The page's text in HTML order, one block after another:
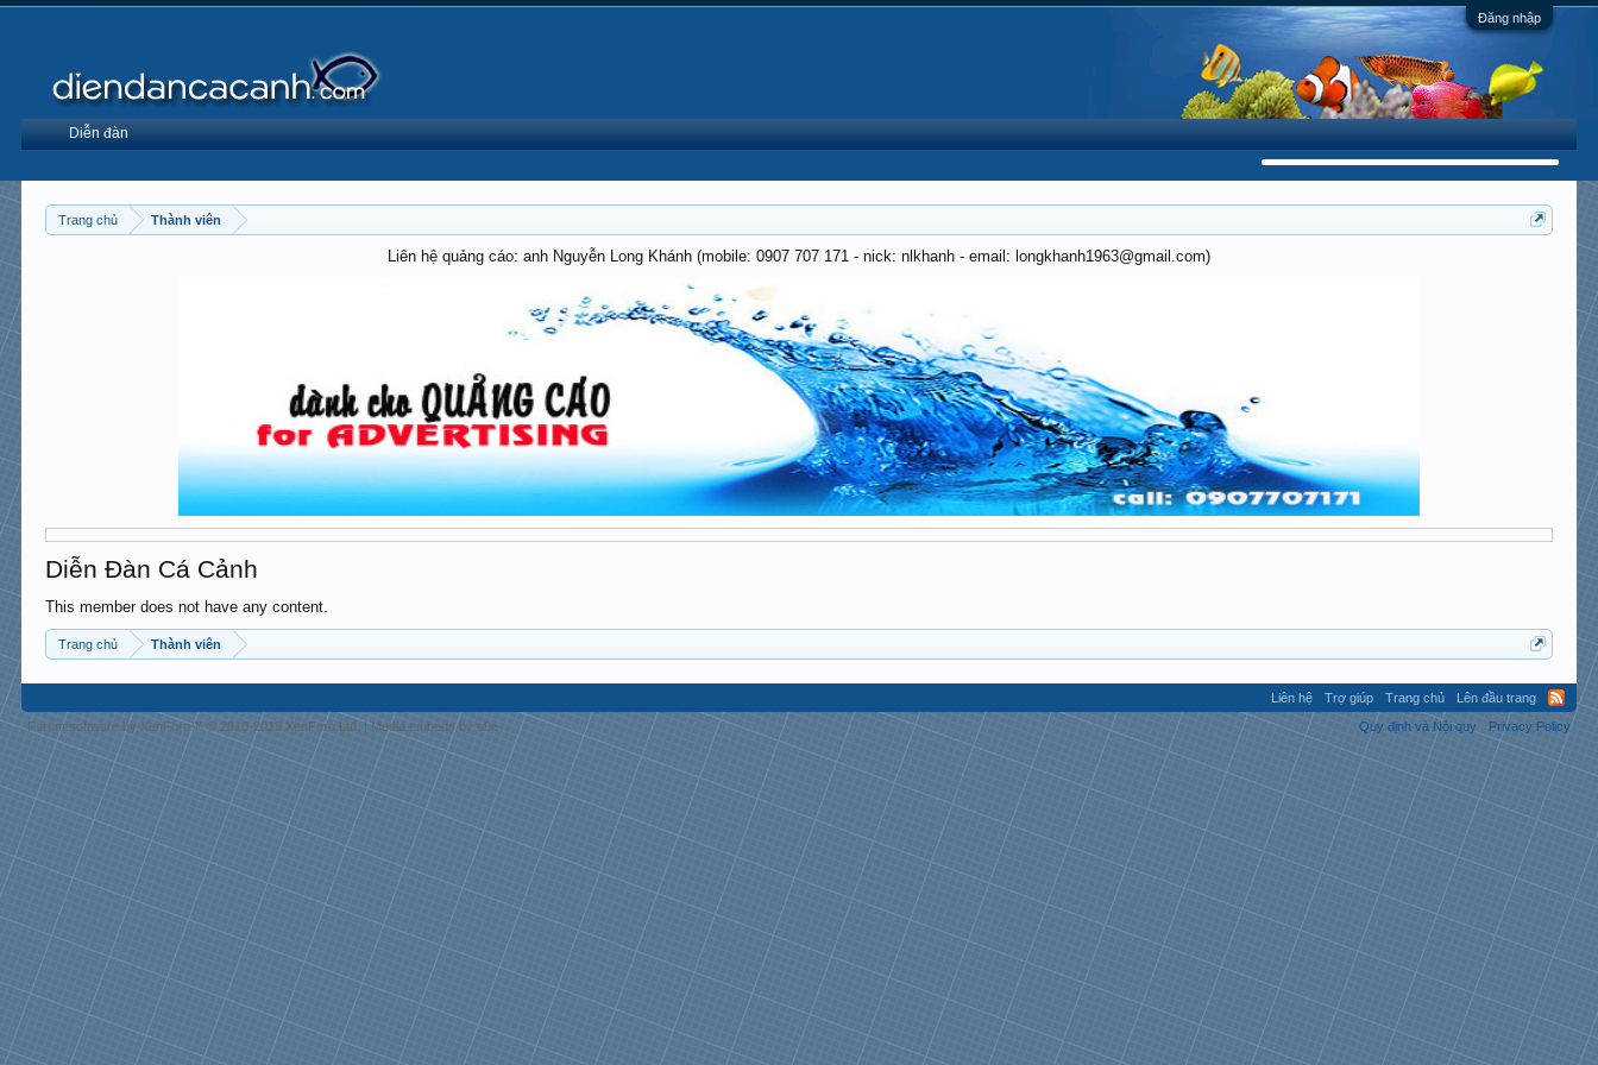
Đăng nhập
Trang chủ Thành viên
Liên hệ quảng cáo: anh Nguyễn Long Khánh (mobile: 0907 707 171 - nick: nlkhanh - email: longkhanh1963@gmail.com)
Diễn Đàn Cá Cảnh
This member does not have any content.
Trang chủ Thành viên
Diễn đàn
Liên hệ Trợ giúp Trang chủ
Lên đầu trang
Quy định và Nội quy
Privacy Policy
Forum software by XenForo™© 2010-2018 XenForo Ltd. | Media embeds by s9e